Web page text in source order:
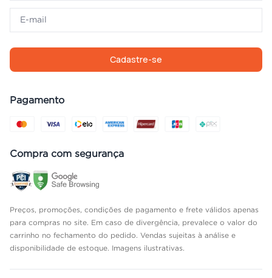
Cadastre-se
Pagamento
Compra com segurança
Preços, promoções, condições de pagamento e frete válidos apenas
para compras no site. Em caso de divergência, prevalece o valor do
carrinho no fechamento do pedido. Vendas sujeitas à análise e
disponibilidade de estoque. Imagens ilustrativas.